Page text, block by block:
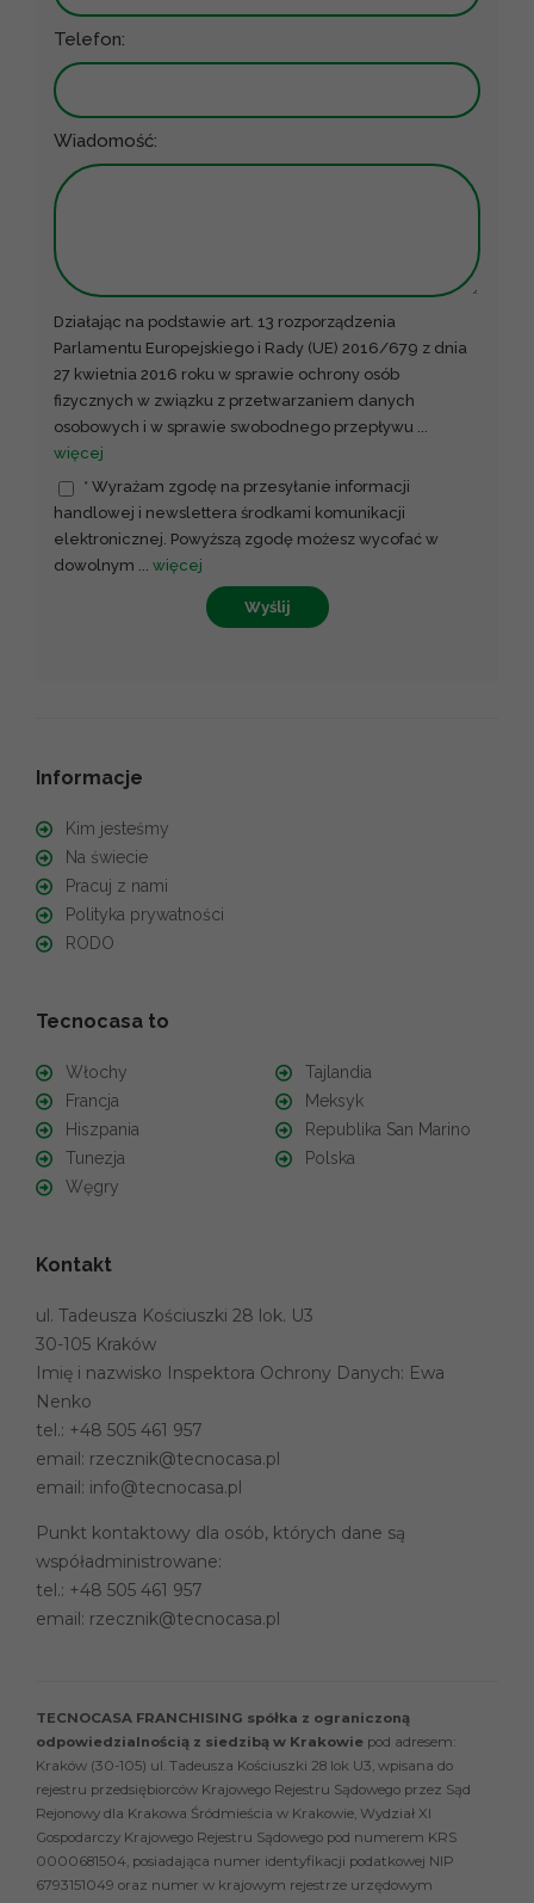
Telefon:
Wiadomość:
Działając na podstawie art. 13 rozporządzenia
Parlamentu Europejskiego i Rady (UE) 2016/679 z dnia
27 kwietnia 2016 roku w sprawie ochrony osób
fizycznych w związku z przetwarzaniem danych
osobowych i w sprawie swobodnego przepływu ...
więcej
* Wyrażam zgodę na przesyłanie informacji
handlowej i newslettera środkami komunikacji
elektronicznej. Powyższą zgodę możesz wycofać w
dowolnym ... więcej
Wyślij
Informacje
Kim jesteśmy
Na świecie
Pracuj z nami
Polityka prywatności
RODO
Tecnocasa to
Włochy
Francja
Hiszpania
Tunezja
Węgry
Tajlandia
Meksyk
Republika San Marino
Polska
Kontakt
ul. Tadeusza Kościuszki 28 lok. U3
30-105 Kraków
Imię i nazwisko Inspektora Ochrony Danych: Ewa
Nenko
tel.: +48 505 461 957
email: rzecznik@tecnocasa.pl
email: info@tecnocasa.pl
Punkt kontaktowy dla osób, których dane są
współadministrowane:
tel.: +48 505 461 957
email: rzecznik@tecnocasa.pl
TECNOCASA FRANCHISING spółka z ograniczoną
odpowiedzialnością z siedzibą w Krakowie pod adresem:
Kraków (30-105) ul. Tadeusza Kościuszki 28 lok U3, wpisana do
rejestru przedsiębiorców Krajowego Rejestru Sądowego przez Sąd
Rejonowy dla Krakowa Śródmieścia w Krakowie, Wydział XI
Gospodarczy Krajowego Rejestru Sądowego pod numerem KRS
0000681504, posiadająca numer identyfikacji podatkowej NIP
6793151049 oraz numer w krajowym rejestrze urzędowym